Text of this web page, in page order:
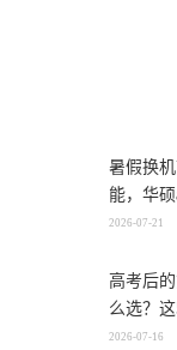
暑假换
能，华
2026-07-21
高考后
么选？
位
2026-07-16